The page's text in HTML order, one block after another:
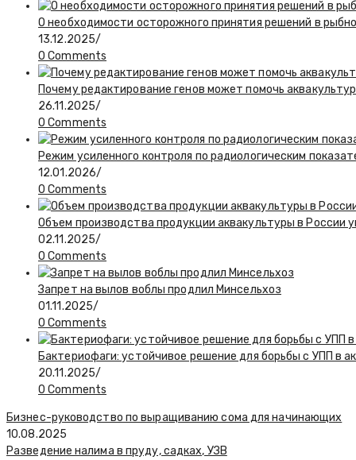
О необходимости осторожного принятия решений в
13.12.2025/
0 Comments
Почему редактирование генов может помочь
26.11.2025/
0 Comments
Режим усиленного контроля по радиологическим
12.01.2026/
0 Comments
Объем производства продукции аквакультуры в России
02.11.2025/
0 Comments
Запрет на вылов воблы продлил Минсельхоз
01.11.2025/
0 Comments
Бактериофаги: устойчивое решение для борьбы с УПП в
20.11.2025/
0 Comments
Бизнес-руководство по выращиванию сома для начинающих
10.08.2025
Разведение налима в пруду, садках, УЗВ